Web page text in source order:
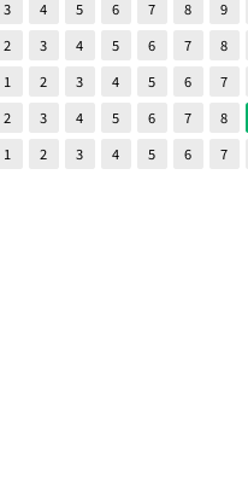
3 4 5 6 7 8 9
2 3 4 5 6 7 8
1
2 3 4 5 6 7
2 3 4 5 6 7 8
1
2 3 4 5 6 7